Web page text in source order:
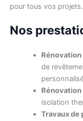
pour tous vos projets.
Nos
de
isolation
Travaux